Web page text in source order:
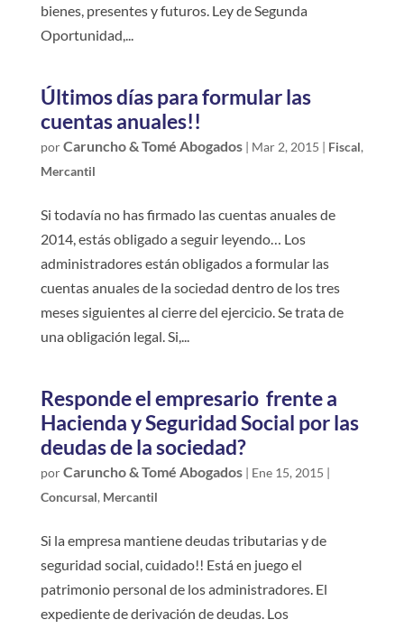
bienes, presentes y futuros. Ley de Segunda
Oportunidad,...
Últimos días para formular las
cuentas anuales!!
porCaruncho & Tomé Abogados| Mar 2, 2015 | Fiscal,
Mercantil
Si todavía no has firmado las cuentas anuales de
2014, estás obligado a seguir leyendo… Los
administradores están obligados a formular las
cuentas anuales de la sociedad dentro de los tres
meses siguientes al cierre del ejercicio. Se trata de
una obligación legal. Si,...
Responde el empresario frente a
Hacienda y Seguridad Social por las
deudas de la sociedad?
porCaruncho & Tomé Abogados| Ene 15, 2015 |
Concursal, Mercantil
Si la empresa mantiene deudas tributarias y de
seguridad social, cuidado!! Está en juego el
patrimonio personal de los administradores. El
expediente de derivación de deudas. Los